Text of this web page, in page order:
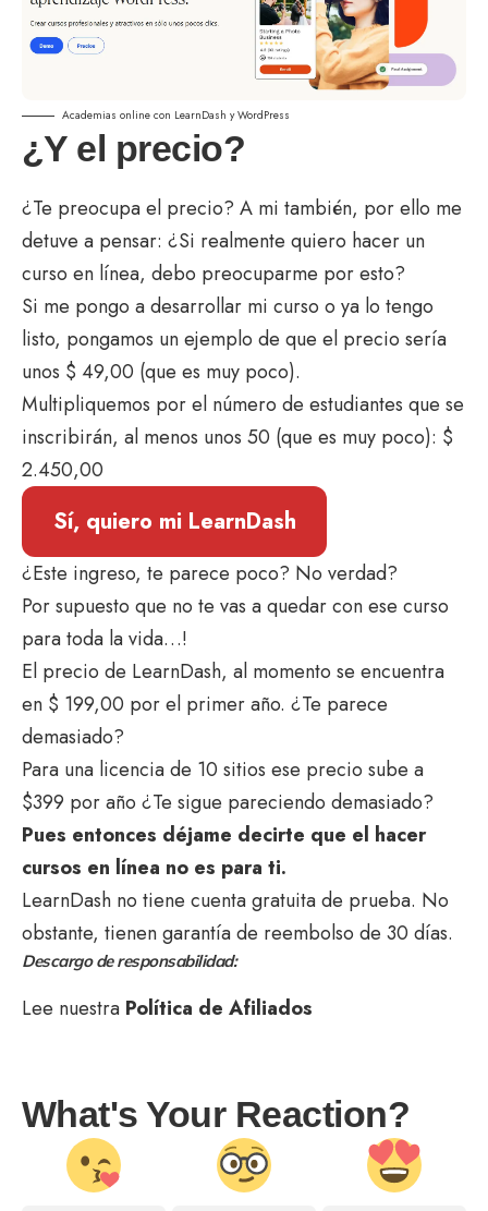
Academias online con LearnDash y WordPress
¿Y el precio?
¿Te preocupa el precio? A mi también, por ello me
detuve a pensar: ¿Si realmente quiero hacer un
curso en línea, debo preocuparme por esto?
Si me pongo a desarrollar mi curso o ya lo tengo
listo, pongamos un ejemplo de que el precio sería
unos $ 49,00 (que es muy poco).
Multipliquemos por el número de estudiantes que se
inscribirán, al menos unos 50 (que es muy poco): $
2.450,00
Sí, quiero mi LearnDash
¿Este ingreso, te parece poco? No verdad?
Por supuesto que no te vas a quedar con ese curso
para toda la vida…!
El precio de LearnDash, al momento se encuentra
en $ 199,00 por el primer año. ¿Te parece
demasiado?
Para una licencia de 10 sitios ese precio sube a
$399 por año ¿Te sigue pareciendo demasiado?
Pues entonces déjame decirte que el hacer
cursos en línea no es para ti.
LearnDash no tiene cuenta gratuita de prueba. No
obstante, tienen garantía de reembolso de 30 días.
Descargo de responsabilidad:
Lee nuestra Política de Afiliados
What's Your Reaction?